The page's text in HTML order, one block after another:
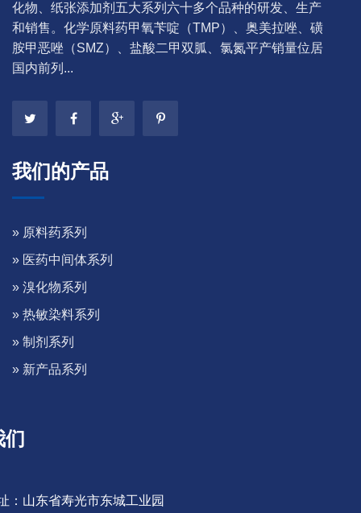
化物、纸张添加剂五大系列六十多个品种的研发、生产
和销售。化学原料药甲氧苄啶（TMP）、奥美拉唑、磺
胺甲恶唑（SMZ）、盐酸二甲双胍、氯氮平产销量位居
国内前列...
我们的产品
» 原料药系列
» 医药中间体系列
» 溴化物系列
» 热敏染料系列
» 制剂系列
» 新产品系列
：山东省寿光市东城工业园